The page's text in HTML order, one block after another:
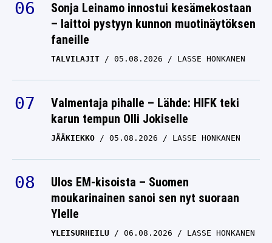
Sonja Leinamo innostui kesämekostaan
– laittoi pystyyn kunnon muotinäytöksen
faneille
TALVILAJIT 05.08.2026 LASSE HONKANEN
Valmentaja pihalle – Lähde: HIFK teki
karun tempun Olli Jokiselle
JÄÄKIEKKO 05.08.2026 LASSE HONKANEN
Ulos EM-kisoista – Suomen
moukarinainen sanoi sen nyt suoraan
Ylelle
YLEISURHEILU 06.08.2026 LASSE HONKANEN